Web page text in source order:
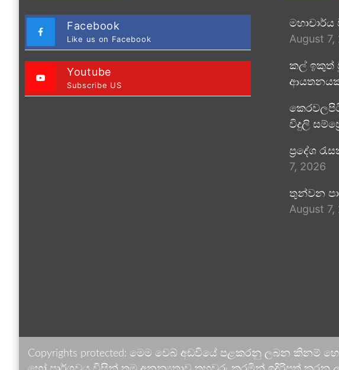
Facebook
Like us on Facebook
Youtube
Subscribe US
මහාචාර්ය
August 7,
කල් ඉකුත්
විදුලි
ප්‍රදේශ
7, 2026
තුන්වන
August 7,
Copyrights protected: මෙම වෙබ් අඩවියේ පළකරනු ලබන